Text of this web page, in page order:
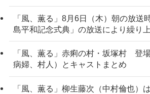
「風、薫る」8月6日（木）朝の放
島平和記念式典」の放送により繰り
「風、薫る」赤痢の村・坂塚村 登
病婦、村人）とキャストまとめ
「風、薫る」柳生藤次（中村倫也）